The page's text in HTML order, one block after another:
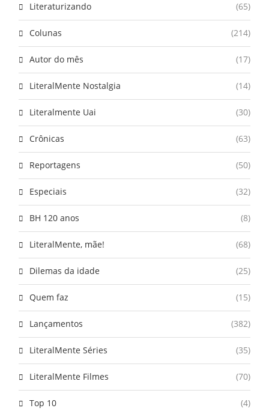
Literaturizando (65)
Colunas (214)
Autor do mês (17)
LiteralMente Nostalgia (14)
Literalmente Uai (30)
Crônicas (63)
Reportagens (50)
Especiais (32)
BH 120 anos (8)
LiteralMente, mãe! (68)
Dilemas da idade (25)
Quem faz (15)
Lançamentos (382)
LiteralMente Séries (35)
LiteralMente Filmes (70)
Top 10 (4)